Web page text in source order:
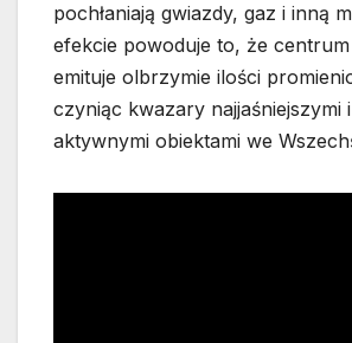
pochłaniają gwiazdy, gaz i inną
efekcie powoduje to, że
emituje olbrzymie ilości
czyniąc kwazary najjaśniejszymi
aktywnymi obiektami we